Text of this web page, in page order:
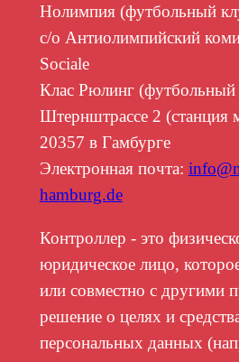
Нолимпия (футбольный
c/o Антиолимпийский
Sociale
Клас Рюлинг (футбольный
Штернштрассе 2 (станция
20357 в Гамбурге
Электронная почта:
hamburg.de
Контроллер - это
юридическое лицо,
или совместно с другими
решение о целях и
персональных данных